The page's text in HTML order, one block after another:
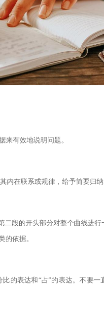
来有效地说明问题。
内在联系或规律，给予简要归纳
二段的开头部分对整个曲线进
的依据。
的表达和“占”的表达。不要一